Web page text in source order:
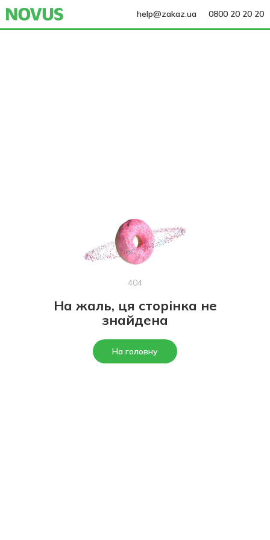
help@zakaz.ua 0800 20 20 20
404
На жаль, ця сторінка не
знайдена
На головну